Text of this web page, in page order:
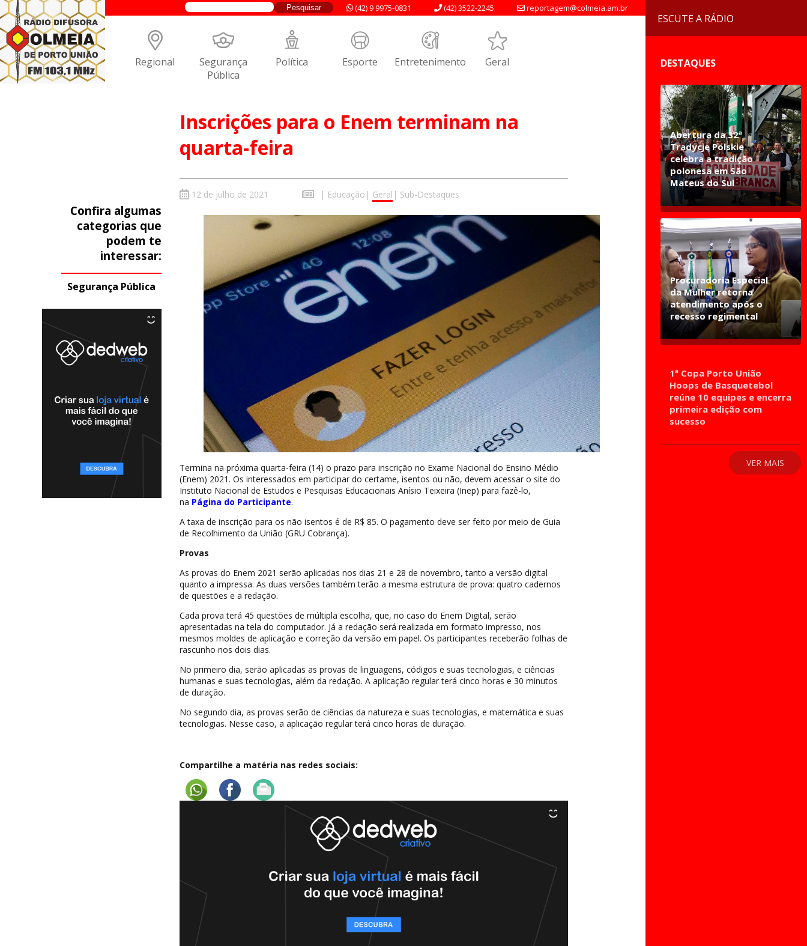
reportagem@colmeia.am.br
(42) 3522-2245
(42) 9 9975-0831
Regional Segurança
Pública
Política Esporte Entretenimento Geral
Inscrições para o Enem terminam na
quarta-feira
Confira algumas
categorias que
podem te
interessar:
Segurança Pública
12 de julho de 2021 | Educação | Geral | Sub-Destaques
Termina na próxima quarta-feira (14) o prazo para inscrição no Exame Nacional do Ensino Médio
(Enem) 2021. Os interessados em participar do certame, isentos ou não, devem acessar o site do
Instituto Nacional de Estudos e Pesquisas Educacionais Anísio Teixeira (Inep) para fazê-lo,
na Página do Participante.
A taxa de inscrição para os não isentos é de R$ 85. O pagamento deve ser feito por meio de Guia
de Recolhimento da União (GRU Cobrança).
Provas
As provas do Enem 2021 serão aplicadas nos dias 21 e 28 de novembro, tanto a versão digital
quanto a impressa. As duas versões também terão a mesma estrutura de prova: quatro cadernos
de questões e a redação.
Cada prova terá 45 questões de múltipla escolha, que, no caso do Enem Digital, serão
apresentadas na tela do computador. Já a redação será realizada em formato impresso, nos
mesmos moldes de aplicação e correção da versão em papel. Os participantes receberão folhas de
rascunho nos dois dias.
No primeiro dia, serão aplicadas as provas de linguagens, códigos e suas tecnologias, e ciências
humanas e suas tecnologias, além da redação. A aplicação regular terá cinco horas e 30 minutos
de duração.
No segundo dia, as provas serão de ciências da natureza e suas tecnologias, e matemática e suas
tecnologias. Nesse caso, a aplicação regular terá cinco horas de duração.
Compartilhe a matéria nas redes sociais:
ESCUTE A RÁDIO
DESTAQUES
Abertura da 32ª
Tradycje Polskie
celebra a tradição
polonesa em São
Mateus do Sul
Procuradoria Especial
da Mulher retorna
atendimento após o
recesso regimental
1ª Copa Porto União
Hoops de Basquetebol
reúne 10 equipes e encerra
primeira edição com
sucesso
VER MAIS